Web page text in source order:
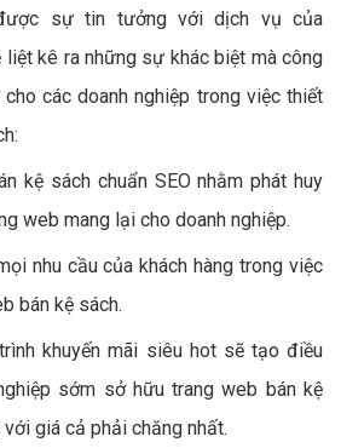
sự tin tưởng với dịch vụ của
kê ra những sự khác biệt mà công
các doanh nghiệp trong việc thiết
kệ sách chuẩn SEO nhằm phát huy
web mang lại cho doanh nghiệp.
nhu cầu của khách hàng trong việc
bán kệ sách.
khuyến mãi siêu hot sẽ tạo điều
sớm sở hữu trang web bán kệ
giá cả phải chăng nhất.